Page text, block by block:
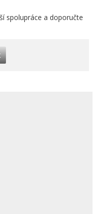
spolupráce a doporučte